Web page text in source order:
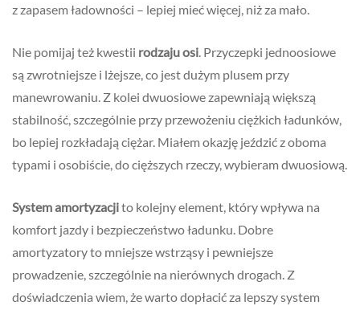
z zapasem ładowności – lepiej mieć więcej, niż za mało.
Nie pomijaj też kwestii rodzaju osi . Przyczepki jednoosiowe
są zwrotniejsze i lżejsze, co jest dużym plusem przy
manewrowaniu. Z kolei dwuosiowe zapewniają większą
stabilność, szczególnie przy przewożeniu ciężkich ładunków,
bo lepiej rozkładają ciężar. Miałem okazję jeździć z oboma
typami i osobiście, do cięższych rzeczy, wybieram dwuosiową.
System amortyzacjito kolejny element, który wpływa na
komfort jazdy i bezpieczeństwo ładunku. Dobre
amortyzatory to mniejsze wstrząsy i pewniejsze
prowadzenie, szczególnie na nierównych drogach. Z
doświadczenia wiem, że warto dopłacić za lepszy system